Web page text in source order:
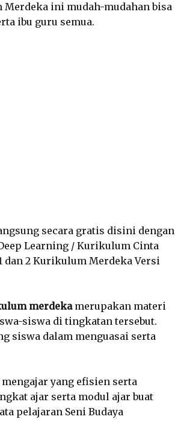
Merdeka ini mudah-mudahan bisa
ibu guru semua.
secara gratis disini dengan
Learning / Kurikulum Cinta
dan 2 Kurikulum Merdeka Versi
merdekamerupakan materi
siswa di tingkatan tersebut.
siswa dalam menguasai serta
yang efisien serta
ajar serta modul ajar buat
pelajaran Seni Budaya